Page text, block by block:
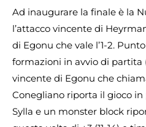
Ad inaugurare la finale è la
l’attacco vincente di
di Egonu che vale l’1-2.
formazioni in avvio di partita
vincente di Egonu che
Conegliano riporta il gioco in
Sylla e un monster block